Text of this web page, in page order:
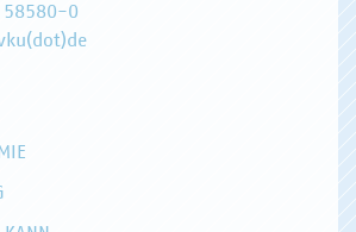
58580-0